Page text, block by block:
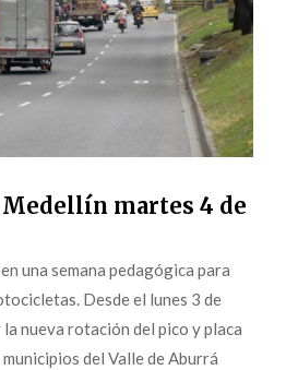
Medellín martes 4 de
una semana pedagógica para
Desde el lunes 3 de
nueva rotación del pico y placa
del Valle de Aburrá